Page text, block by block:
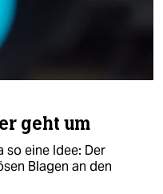
geht um
so eine Idee: Der
Blagen an den